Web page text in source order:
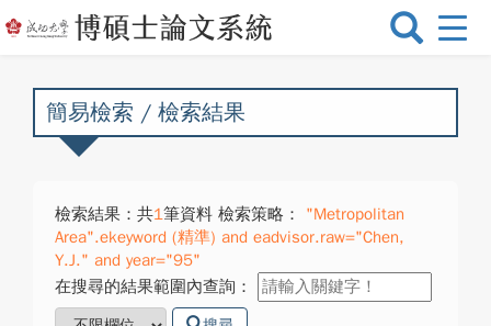
選
換
簡易檢索 / 檢索結果
檢索結果：共1筆資料 檢索策略：
"Metropolitan
Area".ekeyword (精準) and eadvisor.raw="Chen,
Y.J." and year="95"
在搜尋的結果範圍內查詢：